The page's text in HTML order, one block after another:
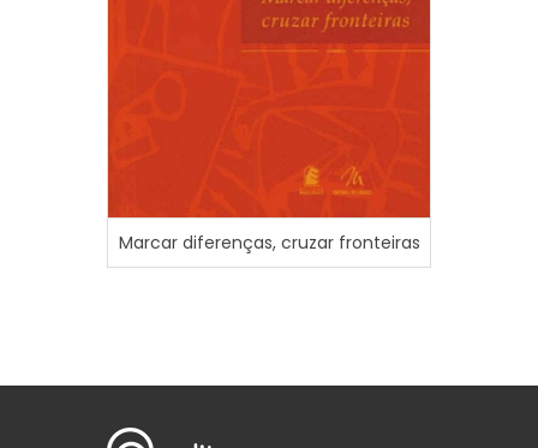
Marcar diferenças, cruzar fronteiras